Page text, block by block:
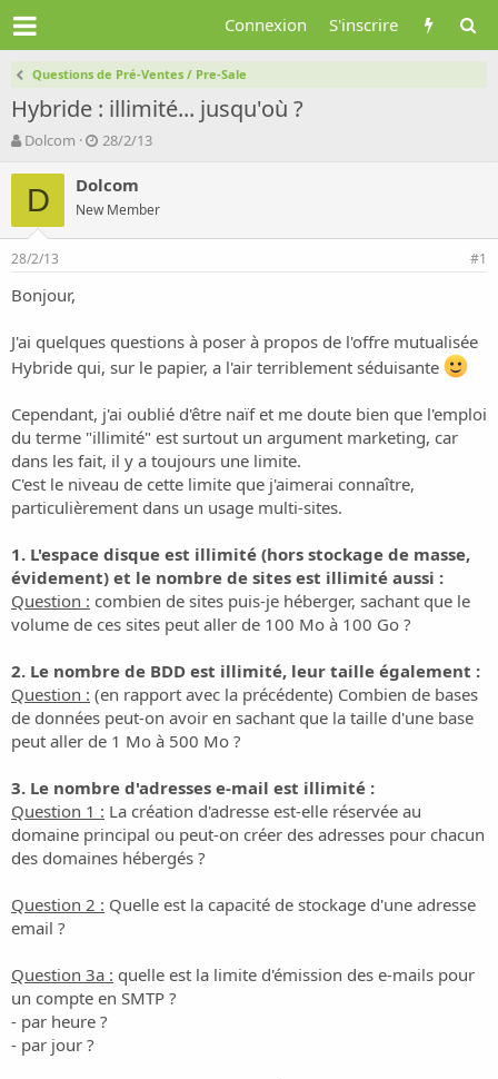
Connexion S'inscrire
Questions de Pré-Ventes / Pre-Sale
Hybride : illimité... jusqu'où ?
A
t
r
d
l
d
s
u
s
s
i
n
Dolcom
D
t
d
e
t
28/2/13
D Dolcom
New Member
28/2/13 #1
Bonjour,
J'ai quelques questions à poser à propos de l'offre mutualisée
Hybride qui, sur le papier, a l'air terriblement séduisante
Cependant, j'ai oublié d'être naïf et me doute bien que l'emploi
du terme "illimité" est surtout un argument marketing, car
dans les fait, il y a toujours une limite.
C'est le niveau de cette limite que j'aimerai connaître,
particulièrement dans un usage multi-sites.
1. L'espace disque est illimité (hors stockage de masse,
évidement) et le nombre de sites est illimité aussi :
Question : combien de sites puis-je héberger, sachant que le
volume de ces sites peut aller de 100 Mo à 100 Go ?
2. Le nombre de BDD est illimité, leur taille également :
Question : (en rapport avec la précédente) Combien de bases
de données peut-on avoir en sachant que la taille d'une base
peut aller de 1 Mo à 500 Mo ?
3. Le nombre d'adresses e-mail est illimité :
Question 1 : La création d'adresse est-elle réservée au
domaine principal ou peut-on créer des adresses pour chacun
des domaines hébergés ?
Question 2 : Quelle est la capacité de stockage d'une adresse
email ?
Question 3a : quelle est la limite d'émission des e-mails pour
un compte en SMTP ?
- par heure ?
- par jour ?